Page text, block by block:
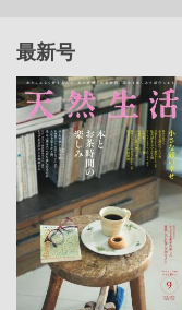
最新号